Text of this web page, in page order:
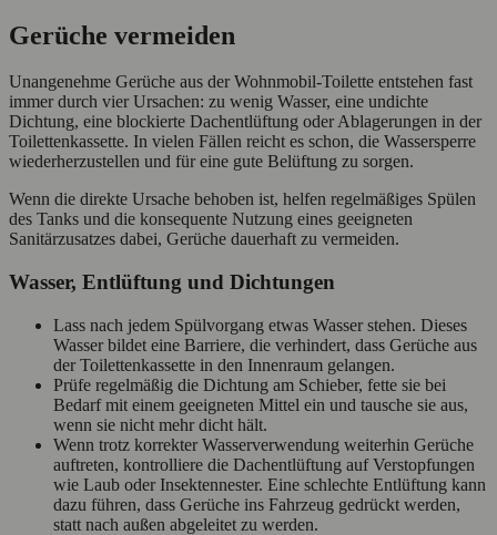
Gerüche vermeiden
Unangenehme Gerüche aus der Wohnmobil‑Toilette entstehen fast
immer durch vier Ursachen: zu wenig Wasser, eine undichte
Dichtung, eine blockierte Dachentlüftung oder Ablagerungen in der
Toilettenkassette. In vielen Fällen reicht es schon, die Wassersperre
wiederherzustellen und für eine gute Belüftung zu sorgen.
Wenn die direkte Ursache behoben ist, helfen regelmäßiges Spülen
des Tanks und die konsequente Nutzung eines geeigneten
Sanitärzusatzes dabei, Gerüche dauerhaft zu vermeiden.
Wasser, Entlüftung und Dichtungen
Lass nach jedem Spülvorgang etwas Wasser stehen. Dieses
Wasser bildet eine Barriere, die verhindert, dass Gerüche aus
der Toilettenkassette in den Innenraum gelangen.
Prüfe regelmäßig die Dichtung am Schieber, fette sie bei
Bedarf mit einem geeigneten Mittel ein und tausche sie aus,
wenn sie nicht mehr dicht hält.
Wenn trotz korrekter Wasserverwendung weiterhin Gerüche
auftreten, kontrolliere die Dachentlüftung auf Verstopfungen
wie Laub oder Insektennester. Eine schlechte Entlüftung kann
dazu führen, dass Gerüche ins Fahrzeug gedrückt werden,
statt nach außen abgeleitet zu werden.